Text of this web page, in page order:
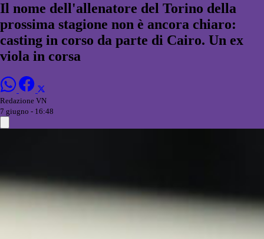
Il nome dell'allenatore del Torino della
prossima stagione non è ancora chiaro:
casting in corso da parte di Cairo. Un ex
viola in corsa
Redazione VN
7 giugno - 16:48